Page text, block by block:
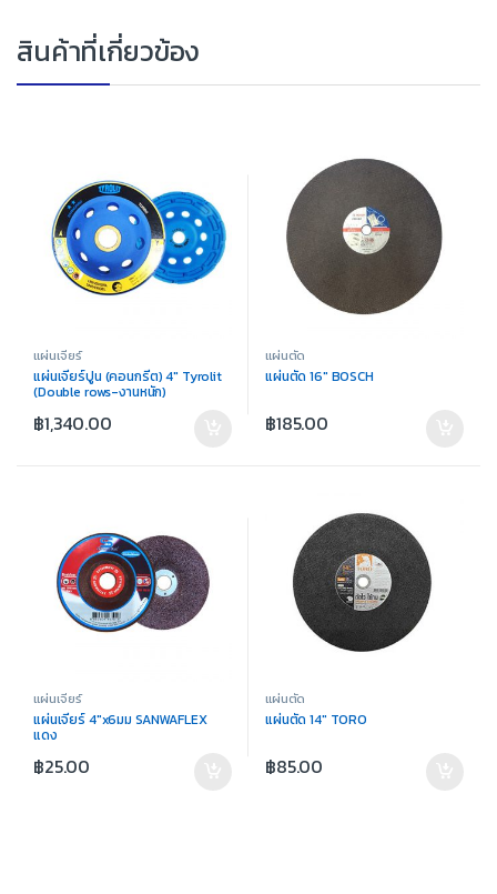
สินค้าที่เกี่ยวข้อง
แผ่นเจียร์
แผ่นเจียร์ปูน (คอนกรีต) 4″ Tyrolit
(Double rows-งานหนัก)
฿1,340.00
แผ่นตัด
แผ่นตัด 16″ BOSCH
฿185.00
แผ่นเจียร์
แผ่นเจียร์ 4″x6มม SANWAFLEX
แดง
฿25.00
แผ่นตัด
แผ่นตัด 14″ TORO
฿85.00